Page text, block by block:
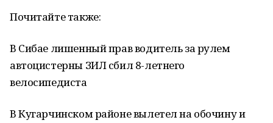
Почитайте также:
В Сибае лишенный прав водитель за рулем
автоцистерны ЗИЛ сбил 8-летнего
велосипедиста
В Кугарчинском районе вылетел на обочину и